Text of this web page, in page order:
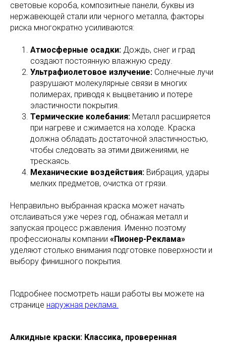
световые короба, композитные панели, буквы из
нержавеющей стали или черного металла, факторы
риска многократно усиливаются:
Атмосферные осадки: Дождь, снег и град
создают постоянную влажную среду.
Ультрафиолетовое излучение: Солнечные лучи
разрушают молекулярные связи в многих
полимерах, приводя к выцветанию и потере
эластичности покрытия.
Термические колебания: Металл расширяется
при нагреве и сжимается на холоде. Краска
должна обладать достаточной эластичностью,
чтобы следовать за этими движениями, не
трескаясь.
Механические воздействия: Вибрация, удары
мелких предметов, очистка от грязи.
Неправильно выбранная краска может начать
отслаиваться уже через год, обнажая металл и
запуская процесс ржавления. Именно поэтому
профессионалы компании «Пионер-Реклама»
уделяют столько внимания подготовке поверхности и
выбору финишного покрытия.
Подробнее посмотреть наши работы вы можете на
странице наружная реклама.
Алкидные краски: Классика, проверенная